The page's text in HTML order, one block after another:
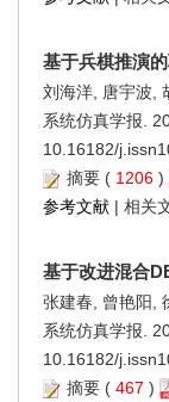
基于兵棋推演
刘海洋, 唐宇波,
系统仿真学报.
10.16182/
摘要 ( 1206 )
参考文献 | 相关
基于改进混合
张建春, 曾艳阳,
系统仿真学报.
10.16182/
摘要 ( 467 )